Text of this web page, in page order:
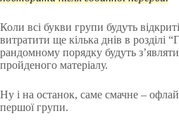
Коли всі букви групи будуть
витратити ще кілька днів в розділі
рандомному порядку будуть
пройденого матеріалу.
Ну і на останок, саме смачне –
першої групи.